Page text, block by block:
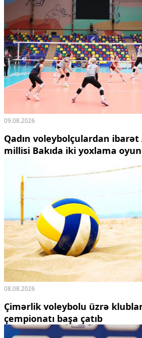
09.08.2026
Qadın voleybolçulardan ibarət
millisi Bakıda iki yoxlama
08.08.2026
Çimərlik voleybolu üzrə
çempionatı başa çatıb